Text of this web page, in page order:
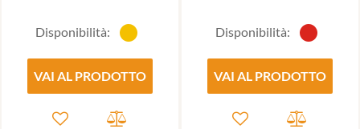
Disponibilità:
VAI AL PRODOTTO
Disponibilità:
VAI AL PRODOTTO